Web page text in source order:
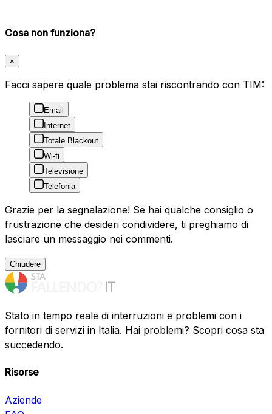
Cosa non funziona?
×
Facci sapere quale problema stai riscontrando con TIM:
Email
Internet
Totale Blackout
Wi-fi
Televisione
Telefonia
Grazie per la segnalazione! Se hai qualche consiglio o
frustrazione che desideri condividere, ti preghiamo di
lasciare un messaggio nei commenti.
Chiudere
Stato in tempo reale di interruzioni e problemi con i
fornitori di servizi in Italia. Hai problemi? Scopri cosa sta
succedendo.
Risorse
Aziende